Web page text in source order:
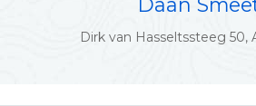
Dirk van Hasseltssteeg 50,